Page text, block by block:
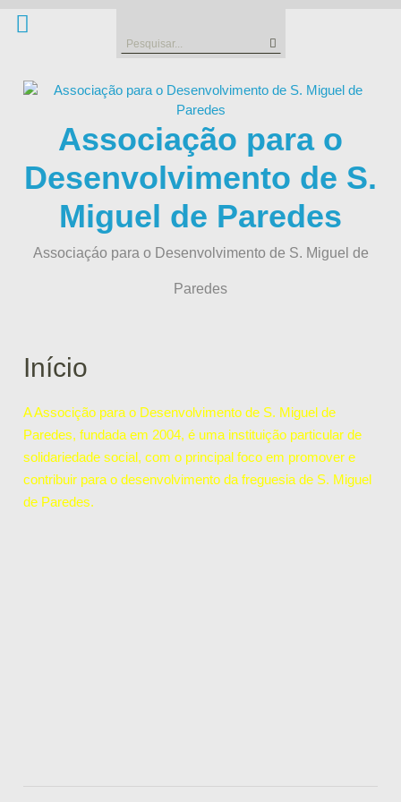
Search
Associação para o
Desenvolvimento de S.
Miguel de Paredes
Associaçáo para o Desenvolvimento de S. Miguel de
Paredes
Início
A Associção para o Desenvolvimento de S. Miguel de
Paredes, fundada em 2004, é uma instituição particular de
solidariedade social, com o principal foco em promover e
contribuir para o desenvolvimento da freguesia de S. Miguel
de Paredes.